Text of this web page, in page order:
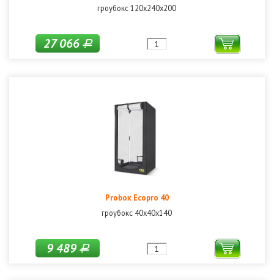
гроубокс 120х240х200
27 066Р
Probox Ecopro 40
гроубокс 40х40х140
9 489Р